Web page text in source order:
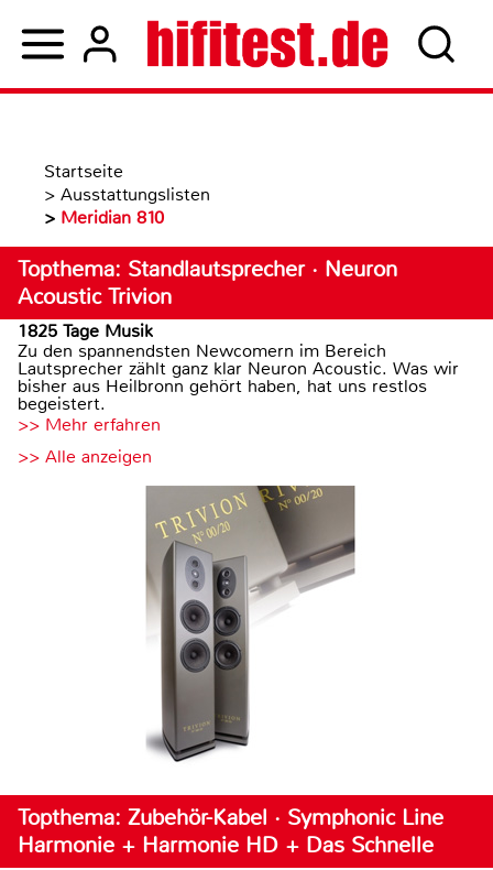
Startseite
> Ausstattungslisten
> Meridian 810
Topthema: Standlautsprecher · Neuron
Acoustic Trivion
1825 Tage Musik
Zu den spannendsten Newcomern im Bereich
Lautsprecher zählt ganz klar Neuron Acoustic. Was wir
bisher aus Heilbronn gehört haben, hat uns restlos
begeistert.
>> Mehr erfahren
>> Alle anzeigen
Topthema: Zubehör-Kabel · Symphonic Line
Harmonie + Harmonie HD + Das Schnelle